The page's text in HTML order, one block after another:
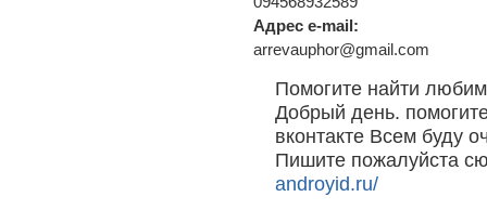
Адрес e-mail:
arrevauphor@gmail.com
Помогите найти
Добрый день.
вконтакте Всем буду
Пишите пожалуйста
androyid.ru/